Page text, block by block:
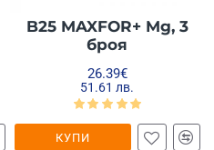
B25 MAXFOR+ Mg, 3
броя
26.39€
51.61 лв.
КУПИ